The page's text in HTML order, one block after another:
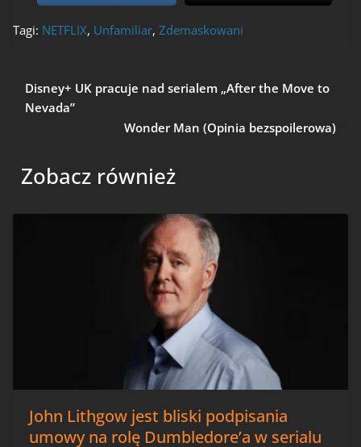
Tagi: NETFLIX, Unfamiliar, Zdemaskowani
Disney+ UK pracuje nad serialem „After the Move to
Nevada”
Wonder Man (Opinia bezspoilerowa)
Zobacz również
John Lithgow jest bliski podpisania
umowy na rolę Dumbledore’a w serialu